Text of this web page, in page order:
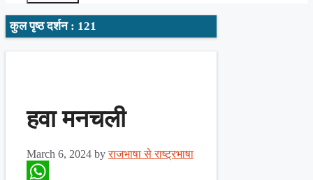
कुल पृष्ठ दर्शन : 121
हवा मनचली
March 6, 2024 byराजभाषा से राष्ट्रभाषा